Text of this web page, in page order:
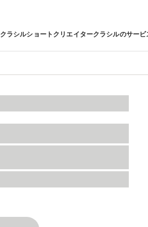
クラシルショートクリエイタークラシルのサービ